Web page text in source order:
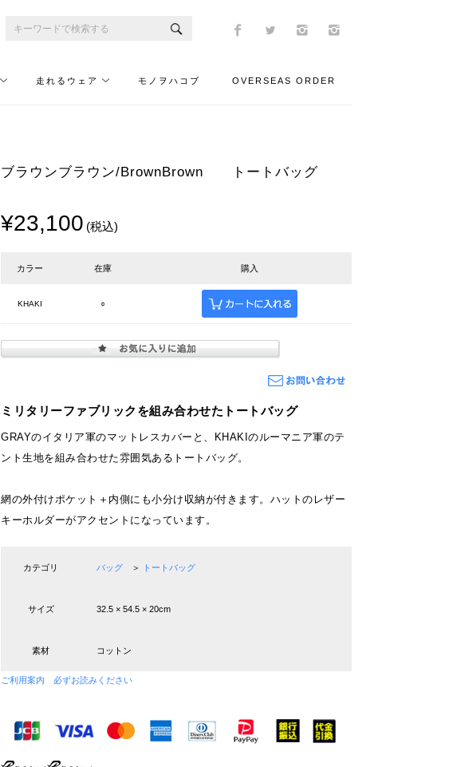
走れるウェア モノヲハコブ OVERSEAS ORDER
ブラウンブラウン/BrownBrown トートバッグ
¥23,100 (税込)
カラー 在庫 購入
KHAKI ○
ミリタリーファブリックを組み合わせたトートバッグ
GRAYのイタリア軍のマットレスカバーと、KHAKIのルーマニア軍のテ
ント生地を組み合わせた雰囲気あるトートバッグ。
網の外付けポケット＋内側にも小分け収納が付きます。ハットのレザー
キーホルダーがアクセントになっています。
カテゴリ バッグ ＞ トートバッグ
サイズ 32.5 × 54.5 × 20cm
素材 コットン
ご利用案内 必ずお読みください